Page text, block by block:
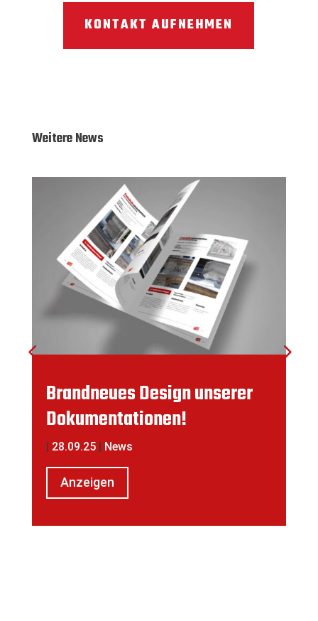
KONTAKT AUFNEHMEN
Weitere News
Brandneues Design unserer
Dokumentationen!
| 28.09.25 | News
Anzeigen